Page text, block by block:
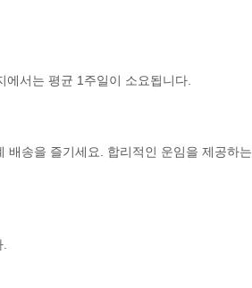
서는 평균 1주일이 소요됩니다.
배송을 즐기세요. 합리적인 운임을 제공하는